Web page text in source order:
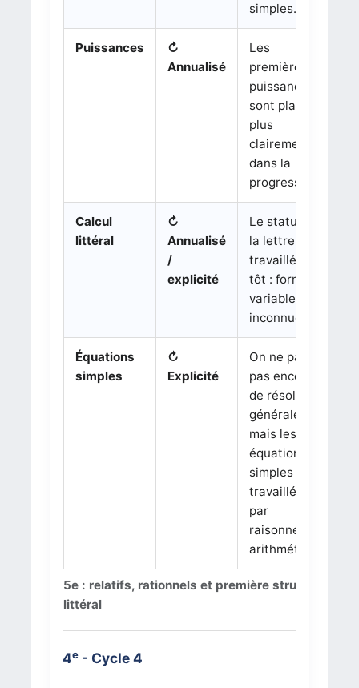
5e : relatifs, rationnels et première structuration
littéral
simples.
Puissances
↻
Annualisé
Les
premières
puissances
sont placées
plus
clairement
dans la
progression.
Calcul
littéral
↻
Annualisé
/
explicité
Le statut de
la lettre est
travaillé plus
tôt : formule,
variable,
inconnue.
Équations
simples
↻
Explicité
On ne parle
pas encore
de résolution
générale,
mais les
équations
simples sont
travaillées
par
raisonnement
arithmétique.
4e- Cycle 4